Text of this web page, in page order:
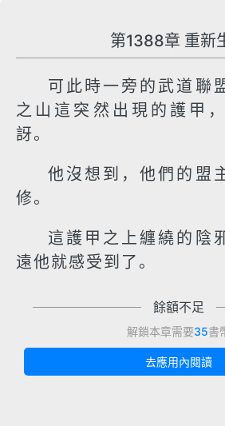
第1388章 重新
可此時一旁的武道聯
之山這突然出現的護甲
訝。
他沒想到，他們的盟
修。
這護甲之上纏繞的陰
遠他就感受到了。
餘額不足
解鎖本章需要35書
去應用內閱讀